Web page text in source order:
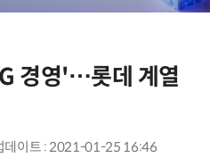
경영'…롯데 계열
데이트 : 2021-01-25 16:46